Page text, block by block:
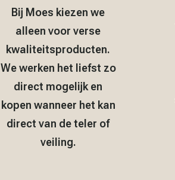
Bij Moes kiezen we
alleen voor verse
kwaliteitsproducten.
We werken het liefst zo
direct mogelijk en
kopen wanneer het kan
direct van de teler of
veiling.